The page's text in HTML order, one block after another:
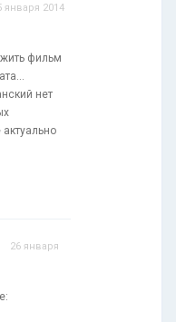
января 2014
фильм
нет
26 января